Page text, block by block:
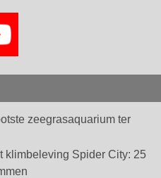
zeegrasaquarium ter
klimbeleving Spider City: 25